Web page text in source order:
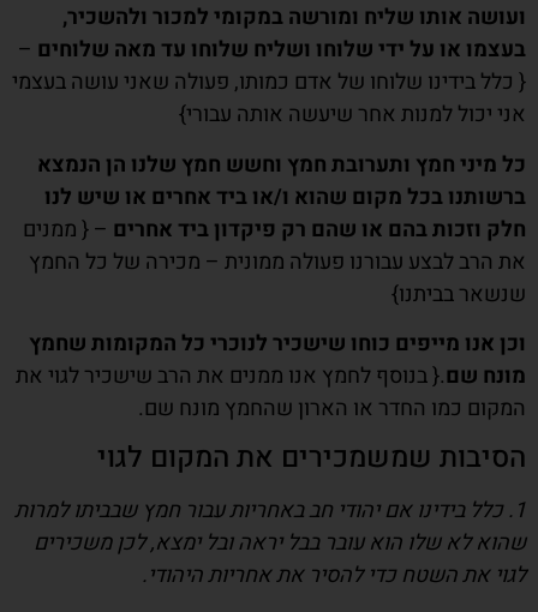
ועושה אותו שליח ומורשה במקומי למכור ולהשכיר,
בעצמו או על ידי שלוחו ושליח שלוחו עד מאה שלוחים –
{ כלל בידינו שלוחו של אדם כמותו, פעולה שאני עושה בעצמי
אני יכול למנות אחר שיעשה אותה עבורי}
כל מיני חמץ ותערובת חמץ וחשש חמץ שלנו הן הנמצא
ברשותנו בכל מקום שהוא ו/או ביד אחרים או שיש לנו
חלק וזכות בהם או שהם רק פיקדון ביד אחרים – { ממנים
את הרב לבצע עבורנו פעולה ממונית – מכירה של כל החמץ
שנשאר בביתנו}
וכן אנו מייפים כוחו שישכיר לנוכרי כל המקומות שחמץ
מונח שם.{ בנוסף לחמץ אנו ממנים את הרב שישכיר לגוי את
המקום כמו החדר או הארון שהחמץ מונח שם.
הסיבות שמשמכירים את המקום לגוי
1. כלל בידינו אם יהודי חב באחריות עבור חמץ שבביתו למרות
שהוא לא שלו הוא עובר בבל יראה ובל ימצא, לכן משכירים
לגוי את השטח כדי להסיר את אחריות היהודי.